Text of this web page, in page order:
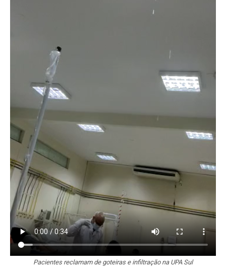
Pacientes reclamam de goteiras e infiltração na UPA Sul